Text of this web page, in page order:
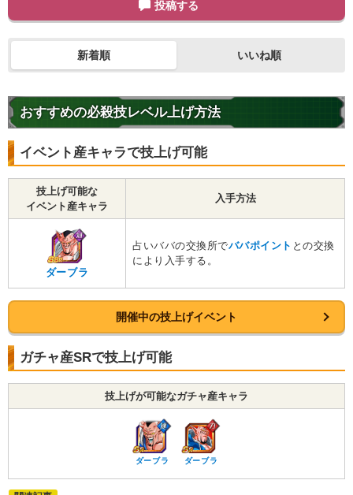
投稿する
新着順 いいね順
おすすめの必殺技レベル上げ方法
イベント産キャラで技上げ可能
技上げ可能な
イベント産キャラ
入手方法
ダーブラ
占いババの交換所でババポイント との交換
により入手する。
開催中の技上げイベント
ガチャ産SRで技上げ可能
技上げが可能なガチャ産キャラ
ダーブラ ダーブラ